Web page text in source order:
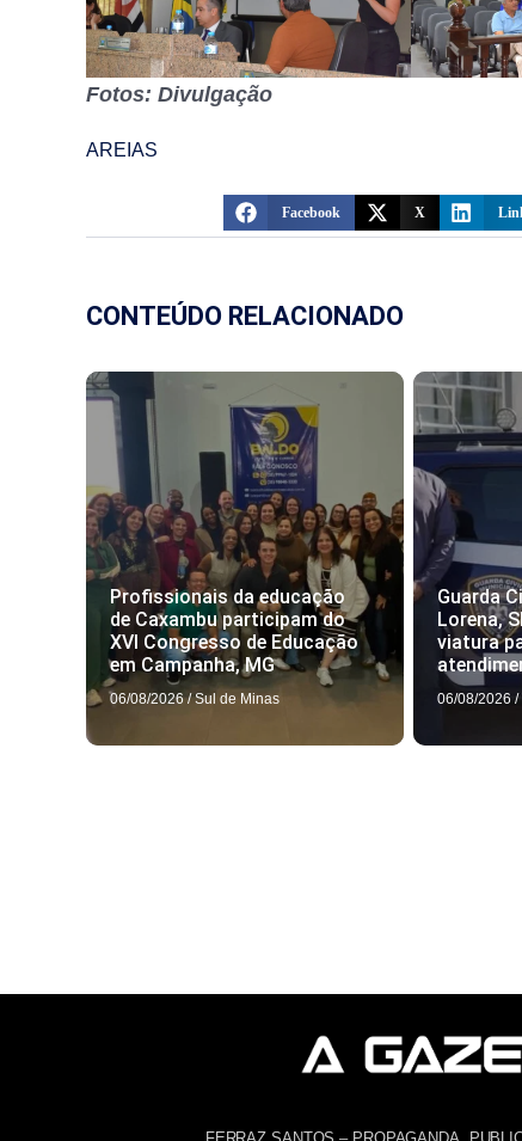
Fotos: Divulgação
AREIAS
Facebook X
CONTEÚDO RELACIONADO
Profissionais da educação
de Caxambu participam do
XVI Congresso de Educação
em Campanha, MG
06/08/2026 / Sul de Minas
Guarda
Lorena,
viatura
06/08/2026 /